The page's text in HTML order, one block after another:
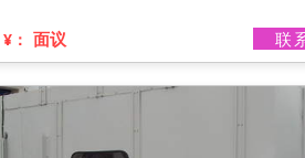
¥： 面议 联